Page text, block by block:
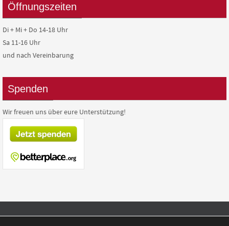
Öffnungszeiten
Di + Mi + Do 14-18 Uhr
Sa 11-16 Uhr
und nach Vereinbarung
Spenden
Wir freuen uns über eure Unterstützung!